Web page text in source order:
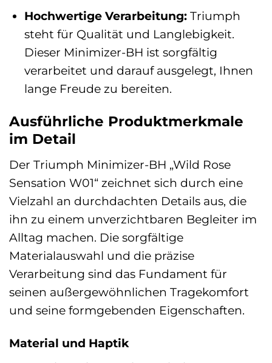
Hochwertige Verarbeitung:Triumph
steht für Qualität und Langlebigkeit.
Dieser Minimizer-BH ist sorgfältig
verarbeitet und darauf ausgelegt, Ihnen
lange Freude zu bereiten.
Ausführliche Produktmerkmale
im Detail
Der Triumph Minimizer-BH „Wild Rose
Sensation W01“ zeichnet sich durch eine
Vielzahl an durchdachten Details aus, die
ihn zu einem unverzichtbaren Begleiter im
Alltag machen. Die sorgfältige
Materialauswahl und die präzise
Verarbeitung sind das Fundament für
seinen außergewöhnlichen Tragekomfort
und seine formgebenden Eigenschaften.
Material und Haptik